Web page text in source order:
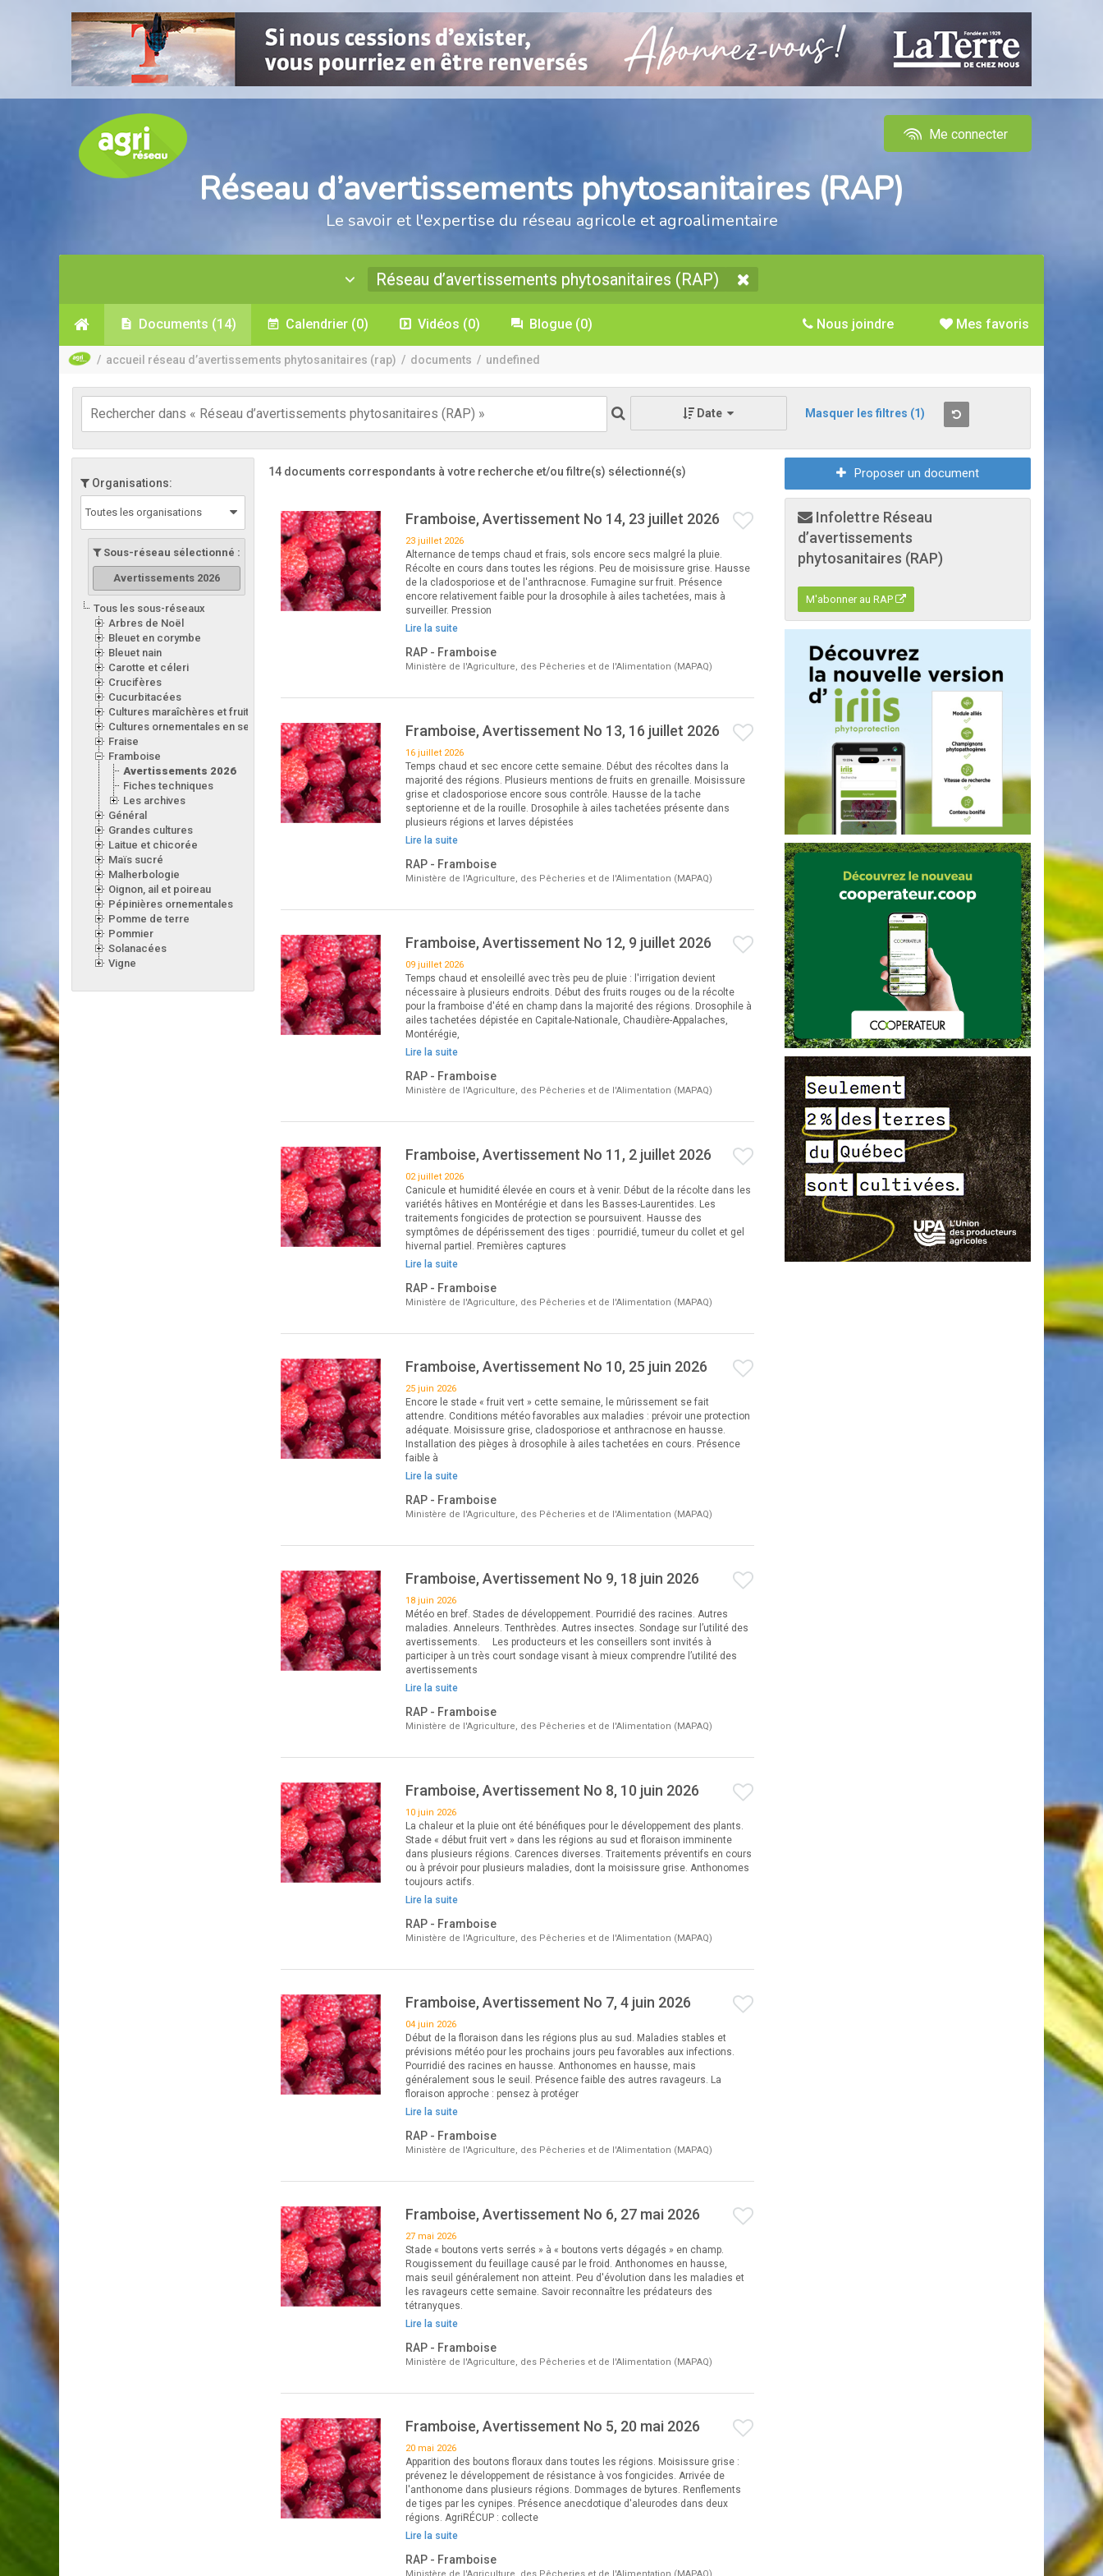
Me connecter
Réseau d’avertissements phytosanitaires (RAP)
Le savoir et l'expertise du réseau agricole et agroalimentaire
Réseau d’avertissements phytosanitaires (RAP)
Documents (14) Calendrier (0) Vidéos (0) Blogue (0) Mes favoris
Nous joindre
/ accueil réseau d’avertissements phytosanitaires (rap) / documents / undefined
Date Masquer les filtres (1)
Organisations:
Toutes les organisations
Sous-réseau sélectionné :
Avertissements 2026
Tous les sous-réseaux
Arbres de Noël
Bleuet en corymbe
Bleuet nain
Carotte et céleri
Crucifères
Cucurbitacées
Cultures maraîchères et fruitières en serre
Cultures ornementales en serre
Fraise
Framboise
Avertissements 2026
Fiches techniques
Les archives
Général
Grandes cultures
Laitue et chicorée
Maïs sucré
Malherbologie
Oignon, ail et poireau
Pépinières ornementales
Pomme de terre
Pommier
Solanacées
Vigne
14 documents correspondants à votre recherche et/ou filtre(s) sélectionné(s)
Framboise, Avertissement No 14, 23 juillet 2026
23 juillet 2026
Alternance de temps chaud et frais, sols encore secs malgré la pluie.
Récolte en cours dans toutes les régions. Peu de moisissure grise. Hausse
de la cladosporiose et de l'anthracnose. Fumagine sur fruit. Présence
encore relativement faible pour la drosophile à ailes tachetées, mais à
surveiller. Pression
Lire la suite
RAP - Framboise
Ministère de l'Agriculture, des Pêcheries et de l'Alimentation (MAPAQ)
Framboise, Avertissement No 13, 16 juillet 2026
16 juillet 2026
Temps chaud et sec encore cette semaine. Début des récoltes dans la
majorité des régions. Plusieurs mentions de fruits en grenaille. Moisissure
grise et cladosporiose encore sous contrôle. Hausse de la tache
septorienne et de la rouille. Drosophile à ailes tachetées présente dans
plusieurs régions et larves dépistées
Lire la suite
RAP - Framboise
Ministère de l'Agriculture, des Pêcheries et de l'Alimentation (MAPAQ)
Framboise, Avertissement No 12, 9 juillet 2026
09 juillet 2026
Temps chaud et ensoleillé avec très peu de pluie : l'irrigation devient
nécessaire à plusieurs endroits. Début des fruits rouges ou de la récolte
pour la framboise d'été en champ dans la majorité des régions. Drosophile à
ailes tachetées dépistée en Capitale-Nationale, Chaudière-Appalaches,
Montérégie,
Lire la suite
RAP - Framboise
Ministère de l'Agriculture, des Pêcheries et de l'Alimentation (MAPAQ)
Framboise, Avertissement No 11, 2 juillet 2026
02 juillet 2026
Canicule et humidité élevée en cours et à venir. Début de la récolte dans les
variétés hâtives en Montérégie et dans les Basses-Laurentides. Les
traitements fongicides de protection se poursuivent. Hausse des
symptômes de dépérissement des tiges : pourridié, tumeur du collet et gel
hivernal partiel. Premières captures
Lire la suite
RAP - Framboise
Ministère de l'Agriculture, des Pêcheries et de l'Alimentation (MAPAQ)
Framboise, Avertissement No 10, 25 juin 2026
25 juin 2026
Encore le stade « fruit vert » cette semaine, le mûrissement se fait
attendre. Conditions météo favorables aux maladies : prévoir une protection
adéquate. Moisissure grise, cladosporiose et anthracnose en hausse.
Installation des pièges à drosophile à ailes tachetées en cours. Présence
faible à
Lire la suite
RAP - Framboise
Ministère de l'Agriculture, des Pêcheries et de l'Alimentation (MAPAQ)
Framboise, Avertissement No 9, 18 juin 2026
18 juin 2026
Météo en bref. Stades de développement. Pourridié des racines. Autres
maladies. Anneleurs. Tenthrèdes. Autres insectes. Sondage sur l’utilité des
avertissements. Les producteurs et les conseillers sont invités à
participer à un très court sondage visant à mieux comprendre l’utilité des
avertissements
Lire la suite
RAP - Framboise
Ministère de l'Agriculture, des Pêcheries et de l'Alimentation (MAPAQ)
Framboise, Avertissement No 8, 10 juin 2026
10 juin 2026
La chaleur et la pluie ont été bénéfiques pour le développement des plants.
Stade « début fruit vert » dans les régions au sud et floraison imminente
dans plusieurs régions. Carences diverses. Traitements préventifs en cours
ou à prévoir pour plusieurs maladies, dont la moisissure grise. Anthonomes
toujours actifs.
Lire la suite
RAP - Framboise
Ministère de l'Agriculture, des Pêcheries et de l'Alimentation (MAPAQ)
Framboise, Avertissement No 7, 4 juin 2026
04 juin 2026
Début de la floraison dans les régions plus au sud. Maladies stables et
prévisions météo pour les prochains jours peu favorables aux infections.
Pourridié des racines en hausse. Anthonomes en hausse, mais
généralement sous le seuil. Présence faible des autres ravageurs. La
floraison approche : pensez à protéger
Lire la suite
RAP - Framboise
Ministère de l'Agriculture, des Pêcheries et de l'Alimentation (MAPAQ)
Framboise, Avertissement No 6, 27 mai 2026
27 mai 2026
Stade « boutons verts serrés » à « boutons verts dégagés » en champ.
Rougissement du feuillage causé par le froid. Anthonomes en hausse,
mais seuil généralement non atteint. Peu d'évolution dans les maladies et
les ravageurs cette semaine. Savoir reconnaître les prédateurs des
tétranyques.
Lire la suite
RAP - Framboise
Ministère de l'Agriculture, des Pêcheries et de l'Alimentation (MAPAQ)
Framboise, Avertissement No 5, 20 mai 2026
20 mai 2026
Apparition des boutons floraux dans toutes les régions. Moisissure grise :
prévenez le développement de résistance à vos fongicides. Arrivée de
l'anthonome dans plusieurs régions. Dommages de bytures. Renflements
de tiges par les cynipes. Présence anecdotique d'aleurodes dans deux
régions. AgriRÉCUP : collecte
Lire la suite
RAP - Framboise
Proposer un document
Infolettre Réseau
d’avertissements
phytosanitaires (RAP)
M'abonner au RAP